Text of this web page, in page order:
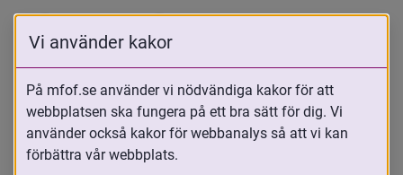
De som har sökt sin biologiska familj eller
gjort en återresa upplever ofta tiden
efteråt som omtumlande. Att söka sitt
ursprung brukar väcka starka känslor och
Vi använder kakor
På mfof.se använder vi nödvändiga kakor för att
webbplatsen ska fungera på ett bra sätt för dig. Vi
använder också kakor för webbanalys så att vi kan
förbättra vår webbplats.